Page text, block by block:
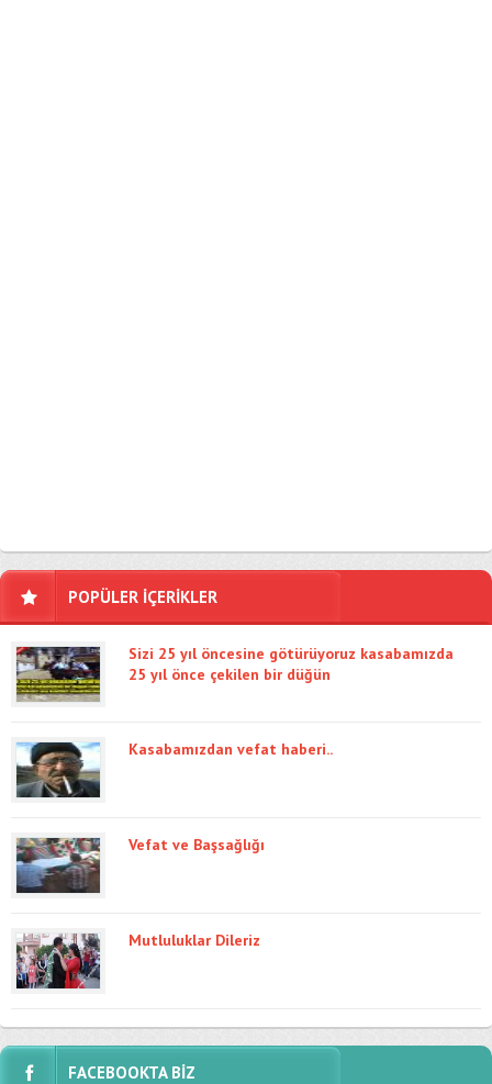
POPÜLER İÇERİKLER
Sizi 25 yıl öncesine götürüyoruz kasabamızda
25 yıl önce çekilen bir düğün
Kasabamızdan vefat haberi..
Vefat ve Başsağlığı
Mutluluklar Dileriz
FACEBOOKTA BİZ